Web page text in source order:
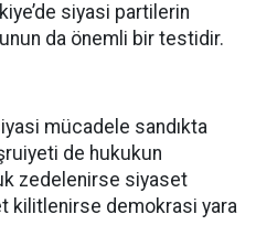
siyasi partilerin
da önemli bir testidir.
mücadele sandıkta
de hukukun
zedelenirse siyaset
kilitlenirse demokrasi yara